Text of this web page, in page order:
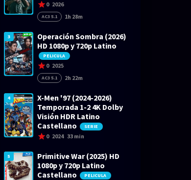
0 2026
AC3 5.1 1h 28m
3
Operación Sombra (2026)
HD 1080p y 720p Latino
PELICULA
0 2025
AC3 5.1 2h 22m
4
X-Men '97 (2024-2026)
Temporada 1-2 4K Dolby
Visión HDR Latino
Castellano
SERIE
0 2024 33 min
5
Primitive War (2025) HD
1080p y 720p Latino
Castellano
PELICULA